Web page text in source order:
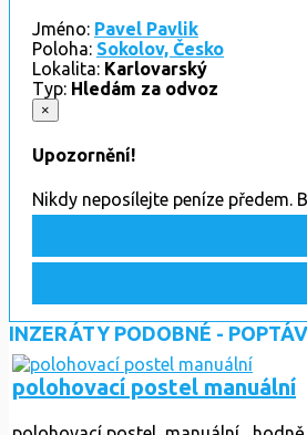
Jméno: Pavel Pavlik
Poloha: Sokolov, Česko
Lokalita: Karlovarský
Typ: Hledám za odvoz
×
Upozornění!
Nikdy neposílejte peníze předem.
INZERÁTY PODOBNÉ -
polohovací postel manuální